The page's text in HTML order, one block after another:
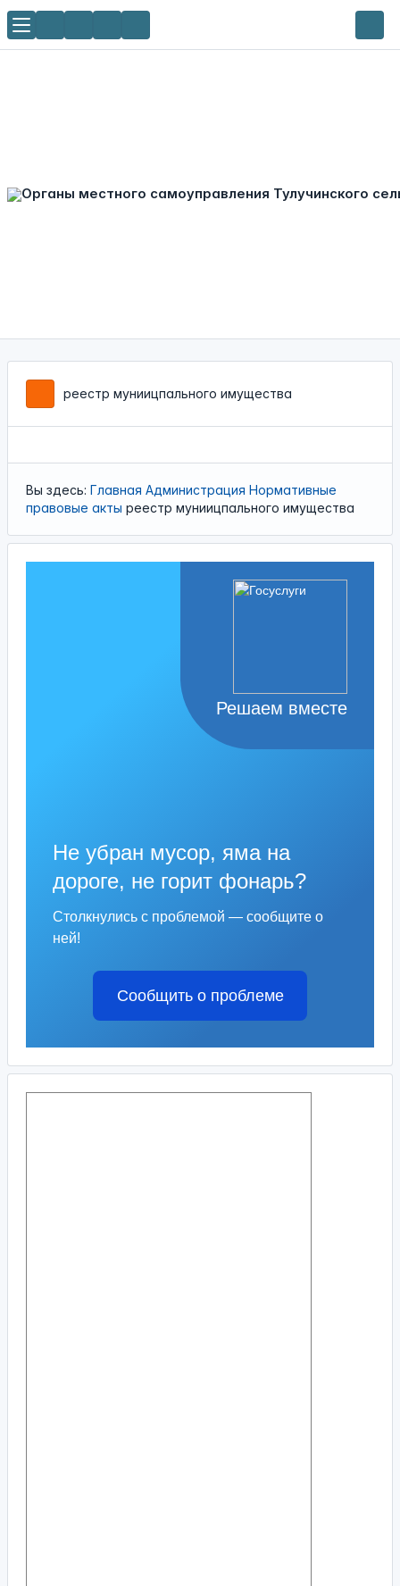
реестр муниицпального имущества
Вы здесь: Главная Администрация Нормативные
правовые акты реестр муниицпального имущества
Решаем вместе
Не убран мусор, яма на
дороге, не горит фонарь?
Столкнулись с проблемой — сообщите о
ней!
Сообщить о проблеме